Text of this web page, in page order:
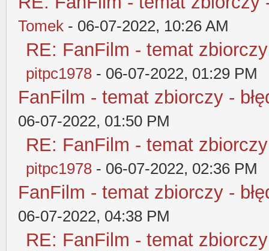
Tomek - 06-07-2022, 10:26 AM
RE: FanFilm - temat
pitpc1978 - 06-07-2022, 01:29 PM
FanFilm - temat zbiorczy -
06-07-2022, 01:50 PM
RE: FanFilm - temat
pitpc1978 - 06-07-2022, 02:36 PM
FanFilm - temat zbiorczy -
06-07-2022, 04:38 PM
RE: FanFilm - temat